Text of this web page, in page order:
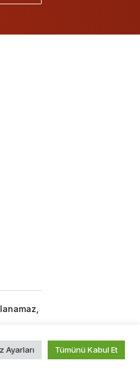
Ayarları Tümünü Kabul Et